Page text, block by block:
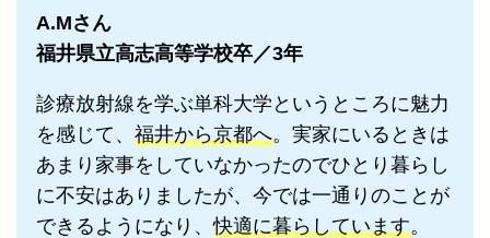
A.Mさん
福井県立高志高等学校卒／3年
診療放射線を学ぶ単科大学というところに魅力
を感じて、福井から京都へ。実家にいるときは
あまり家事をしていなかったのでひとり暮らし
に不安はありましたが、今では一通りのことが
できるようになり、快適に暮らしています。